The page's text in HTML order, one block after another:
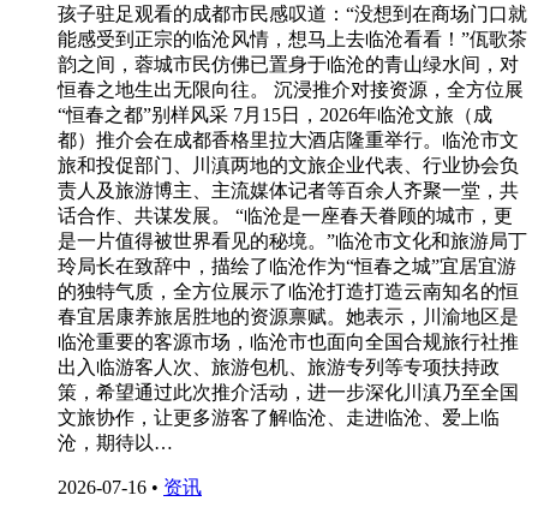
孩子驻足观看的成都市民感叹道：“没想到在商场门口就
能感受到正宗的临沧风情，想马上去临沧看看！”佤歌茶
韵之间，蓉城市民仿佛已置身于临沧的青山绿水间，对
恒春之地生出无限向往。 沉浸推介对接资源，全方位展
“恒春之都”别样风采 7月15日，2026年临沧文旅（成
都）推介会在成都香格里拉大酒店隆重举行。临沧市文
旅和投促部门、川滇两地的文旅企业代表、行业协会负
责人及旅游博主、主流媒体记者等百余人齐聚一堂，共
话合作、共谋发展。 “临沧是一座春天眷顾的城市，更
是一片值得被世界看见的秘境。”临沧市文化和旅游局丁
玲局长在致辞中，描绘了临沧作为“恒春之城”宜居宜游
的独特气质，全方位展示了临沧打造打造云南知名的恒
春宜居康养旅居胜地的资源禀赋。她表示，川渝地区是
临沧重要的客源市场，临沧市也面向全国合规旅行社推
出入临游客人次、旅游包机、旅游专列等专项扶持政
策，希望通过此次推介活动，进一步深化川滇乃至全国
文旅协作，让更多游客了解临沧、走进临沧、爱上临
沧，期待以…
2026-07-16 • 资讯